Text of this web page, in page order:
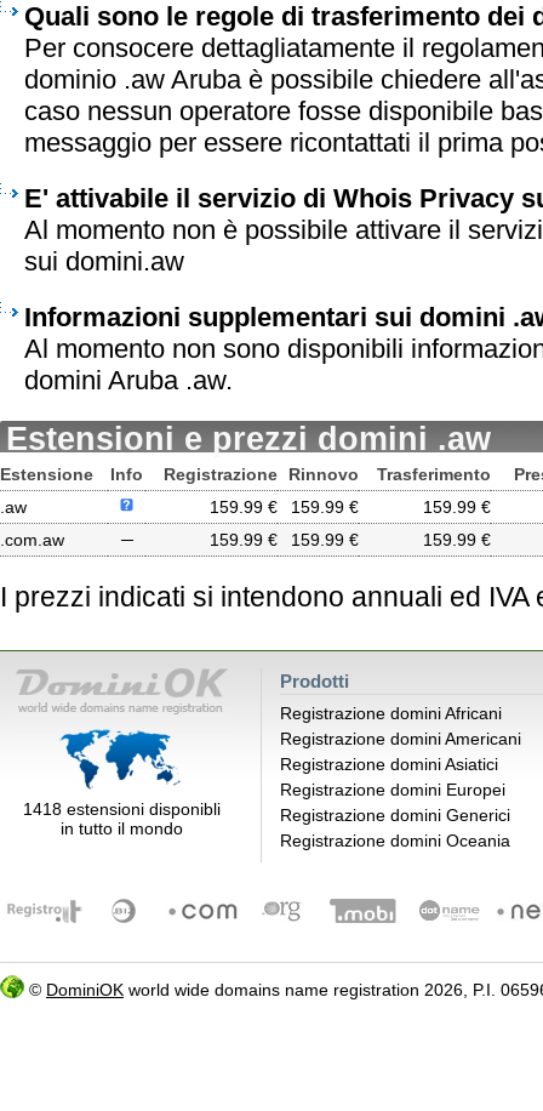
Quali sono le regole di trasferimento dei
Per consocere dettagliatamente il
dominio .aw Aruba è possibile chiedere
caso nessun operatore fosse disponibile
messaggio per essere ricontattati il prima
E' attivabile il servizio di Whois Privacy
Al momento non è possibile attivare il
sui domini.aw
Informazioni supplementari sui domini
Al momento non sono disponibili
domini Aruba .aw.
Estensioni e prezzi domini .aw
Estensione Info Registrazione Rinnovo Trasferimento
.aw
159.99 € 159.99 €
159.99 €
.com.aw
─ 159.99 € 159.99 € 159.99 €
I prezzi indicati si intendono annuali ed IVA
1418 estensioni disponibli
in tutto il mondo
Prodotti
Registrazione domini Africani
Registrazione domini Americani
Registrazione domini Asiatici
Registrazione domini Europei
Registrazione domini Generici
Registrazione domini Oceania
© DominiOK world wide domains name registration 2026, P.I.